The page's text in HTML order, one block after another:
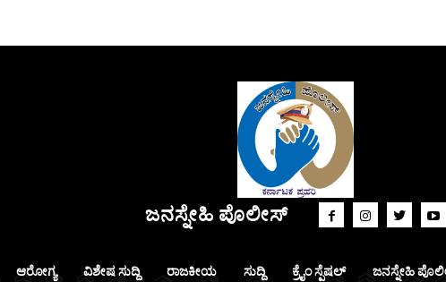
ಜನಸ್ನೇಹಿ ಪೊಲೀಸ್
ಆರೋಗ್ಯ ವಿಶೇಷ ಸುದ್ದಿ ರಾಜಕೀಯ ಸುದ್ದಿ ಕ್ರೈಂ ಸ್ಪೆಷಲ್ ಜನಸ್ನೇಹಿ